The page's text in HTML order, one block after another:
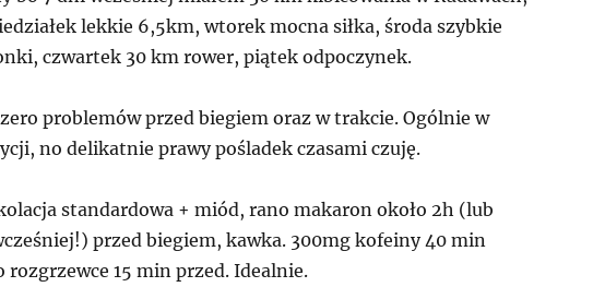
lekkie 6,5km, wtorek mocna siłka, środa szybkie
czwartek 30 km rower, piątek odpoczynek.
problemów przed biegiem oraz w trakcie. Ogólnie w
no delikatnie prawy pośladek czasami czuję.
standardowa + miód, rano makaron około 2h (lub
przed biegiem, kawka. 300mg kofeiny 40 min
rozgrzewce 15 min przed. Idealnie.